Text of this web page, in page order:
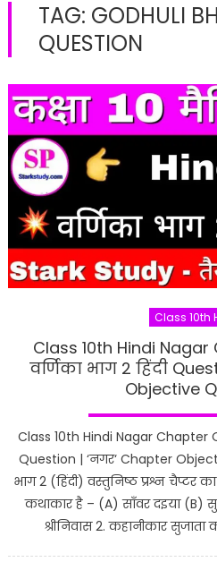
TAG: GODHULI
QUESTION
Class 10th
Class 10th Hindi
वर्णिका भाग 2 हिंदी
Objective
Class 10th Hindi Nagar Chapter
Question | ‘नगर‘ Chapter
भाग 2 (हिंदी) वस्तुनिष्ठ प्रश्न चैप्टर
कथाकार है – (A) साँवर दइया (B)
श्रीनिवास 2. कहानीकार